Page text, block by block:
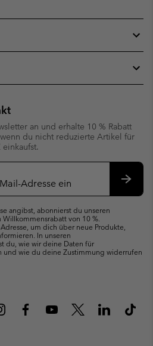
an und erhalte 10 % Rabatt
du nicht reduzierte Artikel für
angibst, abonnierst du unseren
von 10 %.
um dich über neue Produkte,
In unseren
du, wie wir deine Daten für
und wie du deine Zustimmung widerrufen